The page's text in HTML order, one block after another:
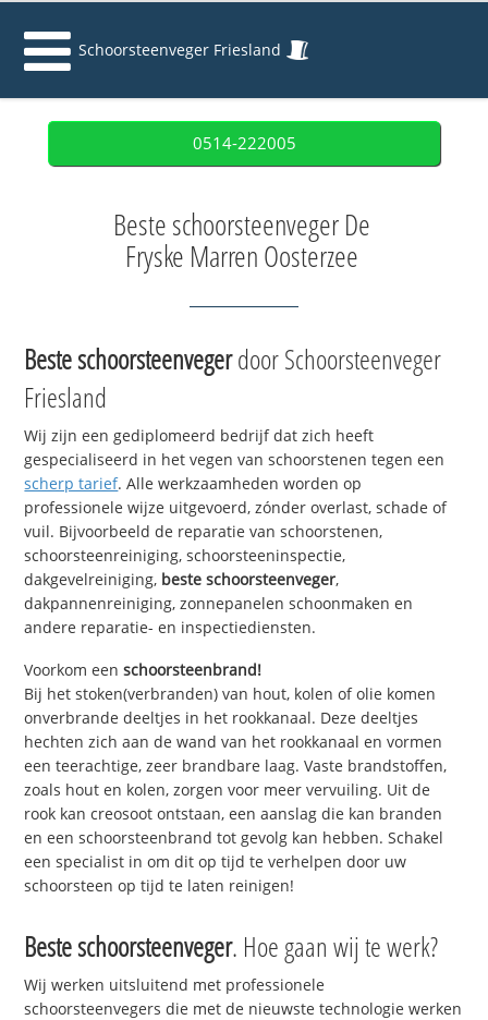
Schoorsteenveger Friesland
0514-222005
Beste schoorsteenveger De
Fryske Marren Oosterzee
Beste schoorsteenvegerdoor Schoorsteenveger
Friesland
Wij zijn een gediplomeerd bedrijf dat zich heeft
gespecialiseerd in het vegen van schoorstenen tegen een
scherp tarief. Alle werkzaamheden worden op
professionele wijze uitgevoerd, zónder overlast, schade of
vuil. Bijvoorbeeld de reparatie van schoorstenen,
schoorsteenreiniging, schoorsteeninspectie,
dakgevelreiniging, beste schoorsteenveger,
dakpannenreiniging, zonnepanelen schoonmaken en
andere reparatie- en inspectiediensten.
Voorkom eenschoorsteenbrand!
Bij het stoken(verbranden) van hout, kolen of olie komen
onverbrande deeltjes in het rookkanaal. Deze deeltjes
hechten zich aan de wand van het rookkanaal en vormen
een teerachtige, zeer brandbare laag. Vaste brandstoffen,
zoals hout en kolen, zorgen voor meer vervuiling. Uit de
rook kan creosoot ontstaan, een aanslag die kan branden
en een schoorsteenbrand tot gevolg kan hebben. Schakel
een specialist in om dit op tijd te verhelpen door uw
schoorsteen op tijd te laten reinigen!
Beste schoorsteenveger. Hoe gaan wij te werk?
Wij werken uitsluitend met professionele
schoorsteenvegers die met de nieuwste technologie werken